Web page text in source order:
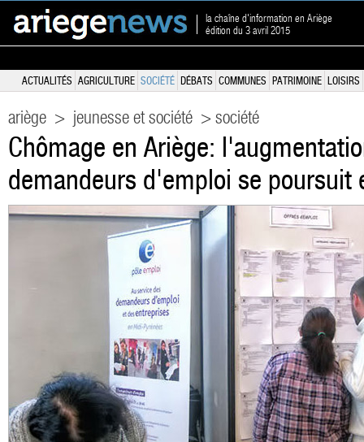
la chaîne d'information en Ariège
édition du 3 avril 2015
ACTUALITÉS AGRICULTURE SOCIÉTÉ DÉBATS COMMUNES PATRIMOINE LOISIRS
ariège > jeunesse et société > société
Chômage en Ariège:
demandeurs d'emploi se poursuit